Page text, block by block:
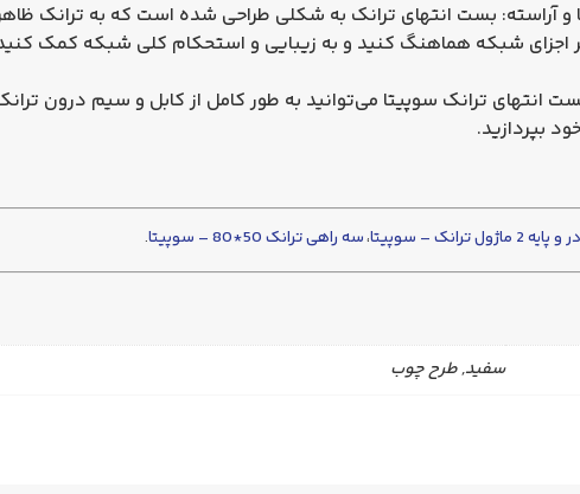
و آراسته: بست انتهای ترانک به شکلی طراحی شده است که به ترانک
اجزای شبکه هماهنگ کنید و به زیبایی و استحکام کلی شبکه کمک
انتهای ترانک سوپیتا می‌توانید به طور کامل از کابل و سیم درون
بپردازید.
2 ماژول ترانک – سوپیتا ،سه راهی ترانک 50*80 – سوپیتا .
سفید, طرح چوب